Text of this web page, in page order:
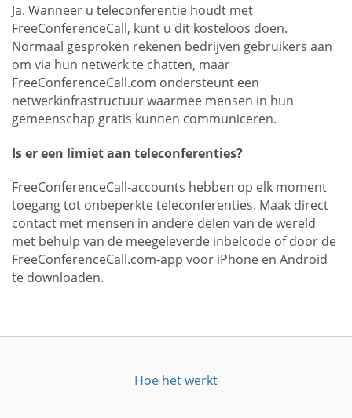
Ja. Wanneer u teleconferentie houdt met
FreeConferenceCall, kunt u dit kosteloos doen.
Normaal gesproken rekenen bedrijven gebruikers aan
om via hun netwerk te chatten, maar
FreeConferenceCall.com ondersteunt een
netwerkinfrastructuur waarmee mensen in hun
gemeenschap gratis kunnen communiceren.
Is er een limiet aan teleconferenties?
FreeConferenceCall-accounts hebben op elk moment
toegang tot onbeperkte teleconferenties. Maak direct
contact met mensen in andere delen van de wereld
met behulp van de meegeleverde inbelcode of door de
FreeConferenceCall.com-app voor iPhone en Android
te downloaden.
Hoe het werkt